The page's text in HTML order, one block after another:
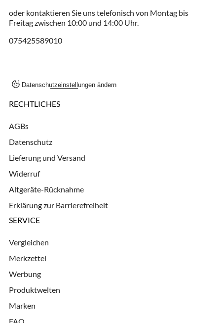
oder kontaktieren Sie uns telefonisch von Montag bis
Freitag zwischen 10:00 und 14:00 Uhr.
075425589010
Datenschutzeinstellungen ändern
RECHTLICHES
AGBs
Datenschutz
Lieferung und Versand
Widerruf
Altgeräte-Rücknahme
Erklärung zur Barrierefreiheit
SERVICE
Vergleichen
Merkzettel
Werbung
Produktwelten
Marken